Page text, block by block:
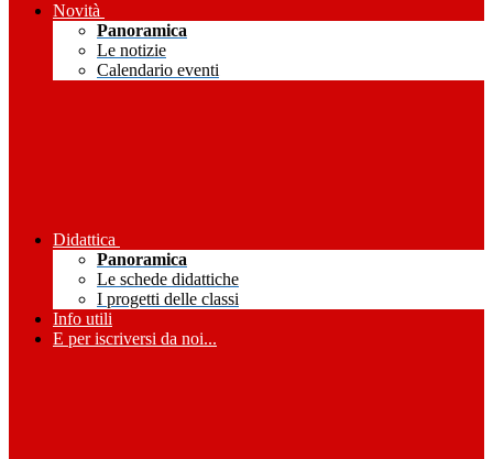
Novità
Panoramica
Le notizie
Calendario eventi
Didattica
Panoramica
Le schede didattiche
I progetti delle classi
Info utili
E per iscriversi da noi...